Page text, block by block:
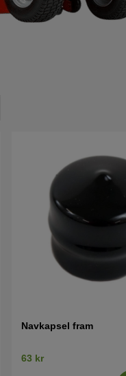
Navkapsel fram
63 kr